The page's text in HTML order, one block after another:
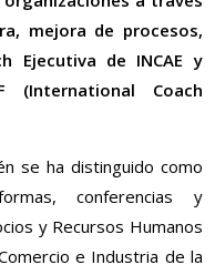
mejora de procesos,
Ejecutiva de INCAE y
Coach
se ha distinguido como
conferencias y
y Recursos Humanos
e Industria de la